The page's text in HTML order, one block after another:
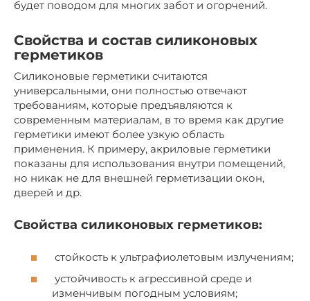
будет поводом для многих забот и огорчений.
Свойства и состав силиконовых
герметиков
Силиконовые герметики считаются
универсальными, они полностью отвечают
требованиям, которые предъявляются к
современным материалам, в то время как другие
герметики имеют более узкую область
применения. К примеру, акриловые герметики
показаны для использования внутри помещений,
но никак не для внешней герметизации окон,
дверей и др.
Свойства силиконовых герметиков:
стойкость к ультрафиолетовым излучениям;
устойчивость к агрессивной среде и
изменчивым погодным условиям;